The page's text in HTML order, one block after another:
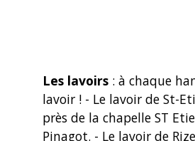
Les lavoirs : à chaque
lavoir ! - Le lavoir de St-
près de la chapelle ST
Pinagot. - Le lavoir de